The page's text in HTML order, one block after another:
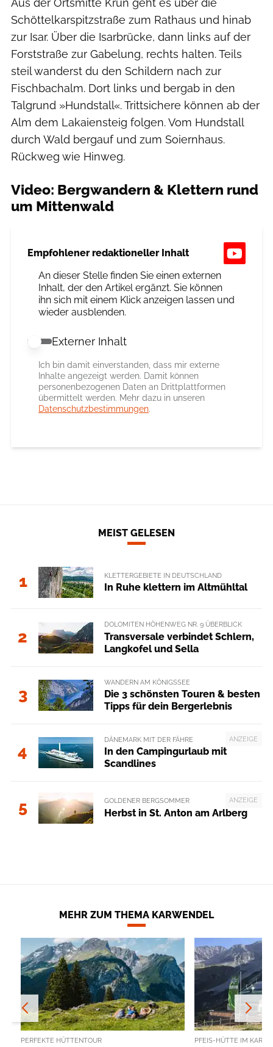
Aus der Ortsmitte Krün geht es über die
Schöttelkarspitzstraße zum Rathaus und hinab
zur Isar. Über die Isarbrücke, dann links auf der
Forststraße zur Gabelung, rechts halten. Teils
steil wanderst du den Schildern nach zur
Fischbachalm. Dort links und bergab in den
Talgrund »Hundstall«. Trittsichere können ab der
Alm dem Lakaiensteig folgen. Vom Hundstall
durch Wald bergauf und zum Soiernhaus.
Rückweg wie Hinweg.
Video: Bergwandern & Klettern rund
um Mittenwald
Empfohlener redaktioneller Inhalt
An dieser Stelle finden Sie einen externen
Inhalt, der den Artikel ergänzt. Sie können
ihn sich mit einem Klick anzeigen lassen und
wieder ausblenden.
Externer Inhalt erlauben
Externer Inhalt
Ich bin damit einverstanden, dass mir externe
Inhalte angezeigt werden. Damit können
personenbezogenen Daten an Drittplattformen
übermittelt werden. Mehr dazu in unseren
Datenschutzbestimmungen.
MEIST GELESEN
1 KLETTERGEBIETE IN DEUTSCHLAND
In Ruhe klettern im Altmühltal
2
DOLOMITEN HÖHENWEG NR. 9 ÜBERBLICK
Transversale verbindet Schlern,
Langkofel und Sella
3
WANDERN AM KÖNIGSSEE
Die 3 schönsten Touren & besten
Tipps für dein Bergerlebnis
4
ANZEIGE
DÄNEMARK MIT DER FÄHRE
In den Campingurlaub mit
Scandlines
5 ANZEIGE
GOLDENER BERGSOMMER
Herbst in St. Anton am Arlberg
MEHR ZUM THEMA KARWENDEL
PERFEKTE HÜTTENTOUR PFEIS-HÜTTE IM